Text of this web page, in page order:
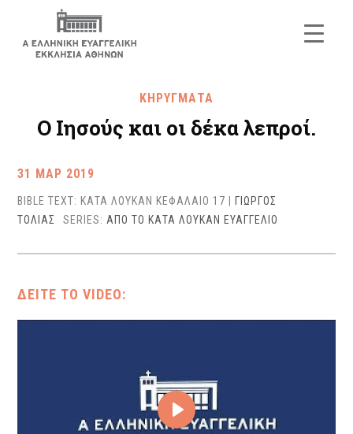
ΚΗΡΥΓΜΑΤΑ
Ο Ιησούς και οι δέκα λεπροί.
31 ΜΑΡ 2019
BIBLE TEXT: ΚΑΤΑ ΛΟΥΚΑΝ ΚΕΦΑΛΑΙΟ 17
ΓΙΩΡΓΟΣ
ΤΟΛΙΑΣ
SERIES: ΑΠΟ ΤΟ ΚΑΤΑ ΛΟΥΚΑΝ ΕΥΑΓΓΕΛΙΟ
Play